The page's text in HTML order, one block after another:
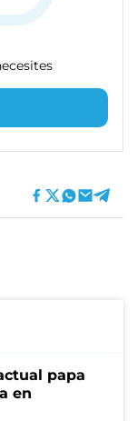
papa
en